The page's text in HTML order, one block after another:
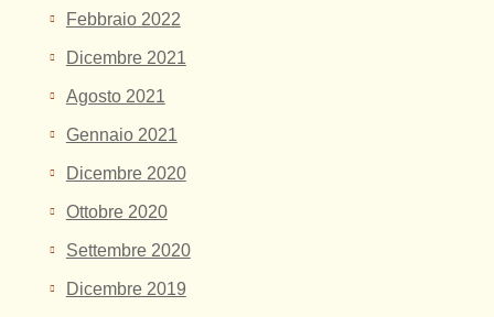
Febbraio 2022
Dicembre 2021
Agosto 2021
Gennaio 2021
Dicembre 2020
Ottobre 2020
Settembre 2020
Dicembre 2019